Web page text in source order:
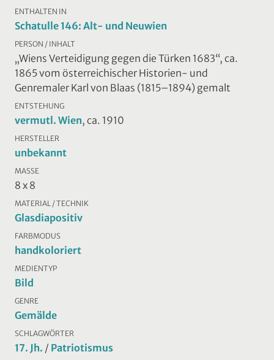
ENTHALTEN IN
Schatulle 146: Alt- und Neuwien
PERSON / INHALT
„Wiens Verteidigung gegen die Türken 1683“, ca.
1865 vom österreichischer Historien- und
Genremaler Karl von Blaas (1815–1894) gemalt
ENTSTEHUNG
vermutl. Wien, ca. 1910
HERSTELLER
unbekannt
MASSE
8 x 8
MATERIAL / TECHNIK
Glasdiapositiv
FARBMODUS
handkoloriert
MEDIENTYP
Bild
GENRE
Gemälde
SCHLAGWÖRTER
17. Jh. / Patriotismus